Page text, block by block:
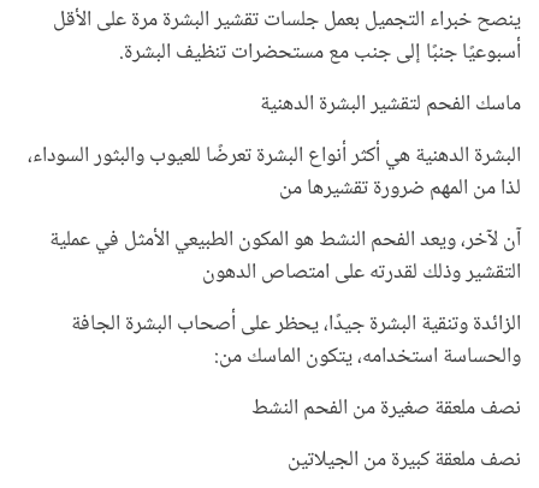
ينصح خبراء التجميل بعمل جلسات تقشير البشرة مرة على الأقل
أسبوعيًا جنبًا إلى جنب مع مستحضرات تنظيف البشرة.
ماسك الفحم لتقشير البشرة الدهنية
البشرة الدهنية هي أكثر أنواع البشرة تعرضًا للعيوب والبثور السوداء،
لذا من المهم ضرورة تقشيرها من
آن لآخر، ويعد الفحم النشط هو المكون الطبيعي الأمثل في عملية
التقشير وذلك لقدرته على امتصاص الدهون
الزائدة وتنقية البشرة جيدًا، يحظر على أصحاب البشرة الجافة
والحساسة استخدامه، يتكون الماسك من:
نصف ملعقة صغيرة من الفحم النشط
نصف ملعقة كبيرة من الجيلاتين